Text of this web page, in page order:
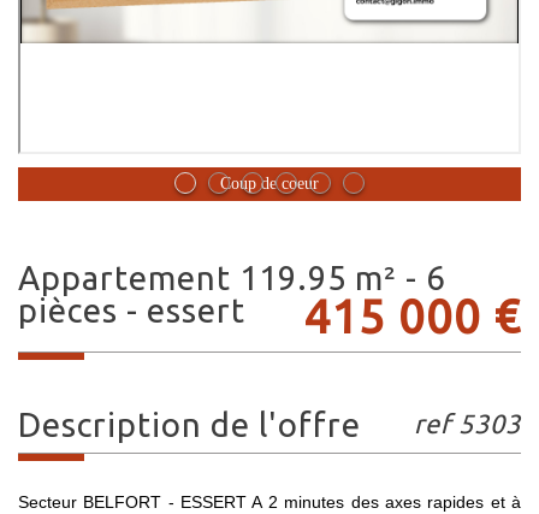
Coup de coeur
appartement 119.95 m² - 6
pièces - essert
415 000 €
description de l'offre ref 5303
Secteur BELFORT - ESSERT A 2 minutes des axes rapides et à